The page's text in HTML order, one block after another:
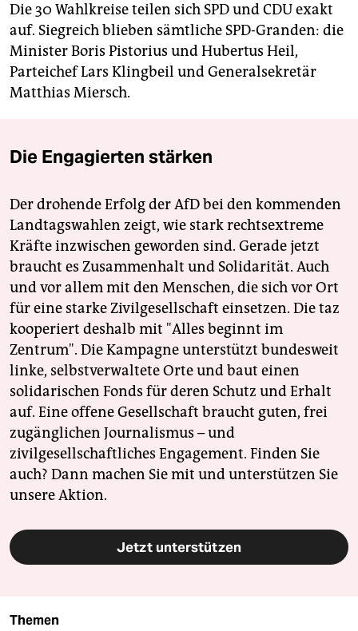
Die 30 Wahlkreise teilen sich SPD und CDU exakt
auf. Siegreich blieben sämtliche SPD-Granden: die
Minister Boris Pistorius und Hubertus Heil,
Parteichef Lars Klingbeil und Generalsekretär
Matthias Miersch.
Die Engagierten stärken
Der drohende Erfolg der AfD bei den kommenden
Landtagswahlen zeigt, wie stark rechtsextreme
Kräfte inzwischen geworden sind. Gerade jetzt
braucht es Zusammenhalt und Solidarität. Auch
und vor allem mit den Menschen, die sich vor Ort
für eine starke Zivilgesellschaft einsetzen. Die taz
kooperiert deshalb mit "Alles beginnt im
Zentrum". Die Kampagne unterstützt bundesweit
linke, selbstverwaltete Orte und baut einen
solidarischen Fonds für deren Schutz und Erhalt
auf. Eine offene Gesellschaft braucht guten, frei
zugänglichen Journalismus – und
zivilgesellschaftliches Engagement. Finden Sie
auch? Dann machen Sie mit und unterstützen Sie
unsere Aktion.
Jetzt unterstützen
Themen